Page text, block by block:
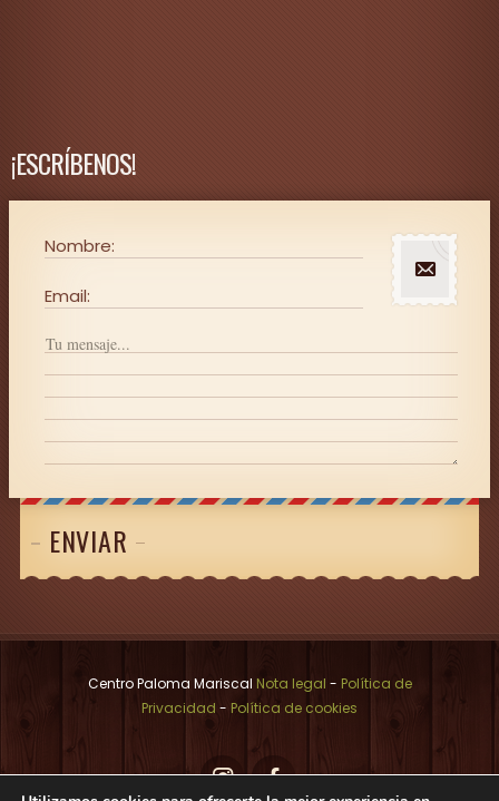
¡ESCRÍBENOS!
Nombre:
Email:
ENVIAR
Centro Paloma Mariscal Nota legal - Política de
Privacidad - Política de cookies